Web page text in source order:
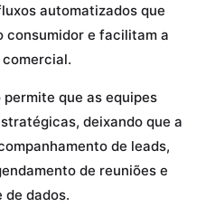
automatizados que
consumidor e facilitam a
que as equipes
deixando que a
de leads,
de reuniões e
de dados.